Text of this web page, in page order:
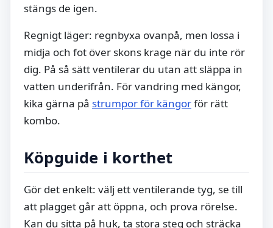
stängs de igen.
Regnigt läger: regnbyxa ovanpå, men lossa i
midja och fot över skons krage när du inte rör
dig. På så sätt ventilerar du utan att släppa in
vatten underifrån. För vandring med kängor,
kika gärna på strumpor för kängorför rätt
kombo.
Köpguide i korthet
Gör det enkelt: välj ett ventilerande tyg, se till
att plagget går att öppna, och prova rörelse.
Kan du sitta på huk, ta stora steg och sträcka